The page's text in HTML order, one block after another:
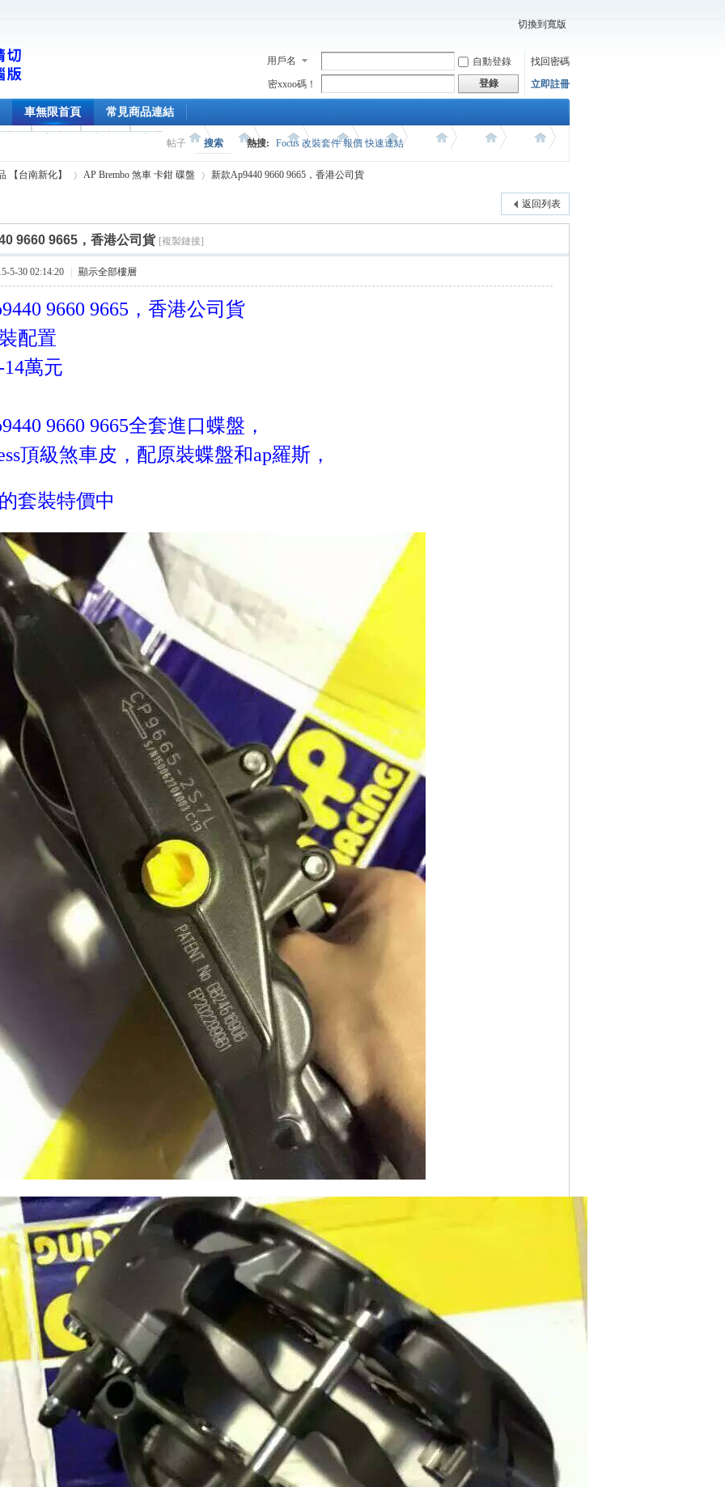
切換到寬版
用戶名 自動登錄
找回密碼
密xxoo碼！
登錄 立即註冊
車無限首頁 常見商品連結
帖子 搜索 熱搜: Focus 改裝套件 報價 快速連結
【台南新化】
›
AP Brembo 煞車 卡鉗 碟盤
›
新款Ap9440 9660 9665，香港公司貨
返回列表
9660 9665，香港公司貨 [複製鏈接]
5-30 02:14:20 顯示全部樓層
9660 9665，香港公司貨
配置
萬元
9660 9665全套進口蝶盤，
頂級煞車皮，配原裝蝶盤和ap羅斯，
套裝特價中